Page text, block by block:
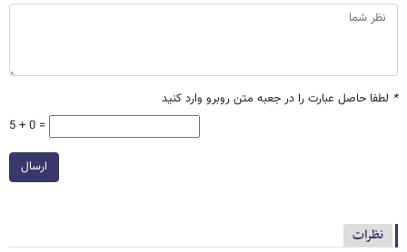
* لطفا حاصل عبارت را در جعبه متن روبرو وارد کنید
5 + 0 =
ارسال
نظرات